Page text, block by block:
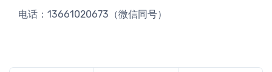
电话：13661020673（微信同号）